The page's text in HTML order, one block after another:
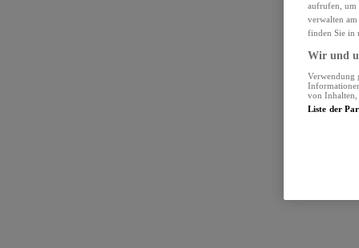
aufrufen, um
verwalten
finden Sie in
Wir und
Verwendung
von Inhalten,
Liste der